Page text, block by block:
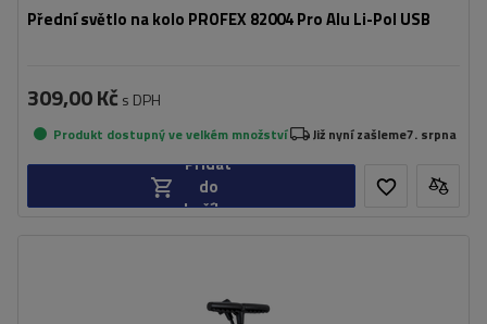
Přední světlo na kolo PROFEX 82004 Pro Alu Li-Pol USB
309,00 Kč s DPH
Produkt dostupný ve velkém množství Již nyní zašleme7. srpna
Přidat
do
košíku